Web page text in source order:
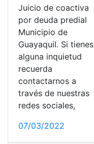
Juicio de coactiva
por deuda predial
Municipio de
Guayaquil. Si tienes
alguna inquietud
recuerda
contactarnos a
través de nuestras
redes sociales,
07/03/2022